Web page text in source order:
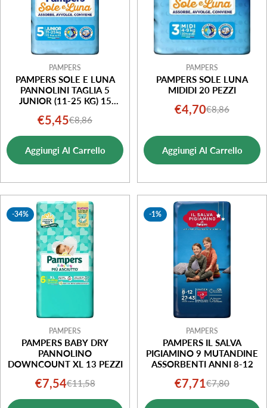
PAMPERS
PAMPERS SOLE E LUNA
PANNOLINI TAGLIA 5
JUNIOR (11-25 KG) 15
Prezzo
di
vendita
€5,45Prezzo
normale
€8,86
Aggiungi Al Carrello
PAMPERS
PAMPERS SOLE LUNA
MIDIDI 20 PEZZI
Prezzo
vendita
€4,70Prezzo
€8,86
Aggiungi Al Carrello
-34%
PAMPERS
PAMPERS BABY DRY
PANNOLINO
DOWNCOUNT XL 13 PEZZI
Prezzo
di
€7,54Prezzo
normale
€11,58
-1%
PAMPERS
PAMPERS IL SALVA
PIGIAMINO 9 MUTANDINE
ASSORBENTI ANNI 8-12
Prezzo
di
€7,71Prezzo
normale
€7,80